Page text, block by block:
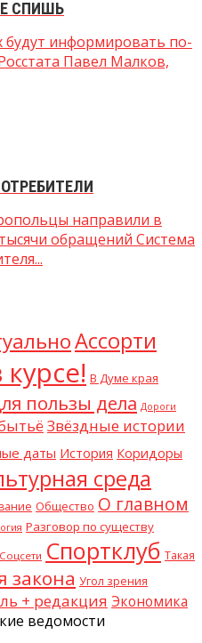
СПИШЬ
будут информировать по-
Павел Малков,
направили в
обращений Система
Ассорти
В Думе края
пользы дела Дороги
Звёздные истории
даты История Коридоры
среда
Общество О главном
Разговор по существу
Соцсети Спортклуб Такая
закона Угол зрения
+ редакция Экономика